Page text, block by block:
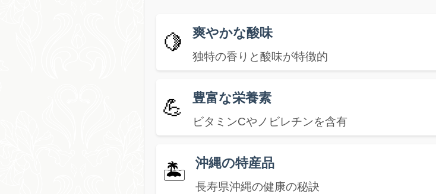
🍋 爽やかな酸味
独特の香りと酸味が特徴的
💪 豊富な栄養素
ビタミンCやノビレチンを含有
🏝️ 沖縄の特産品
長寿県沖縄の健康の秘訣